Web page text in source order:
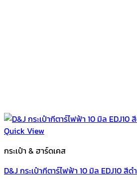
Quick View
กระเป๋า & ฮาร์ดเคส
D&J กระเป๋ากีตาร์ไฟฟ้า 10 มิล EDJ10 สีดำ